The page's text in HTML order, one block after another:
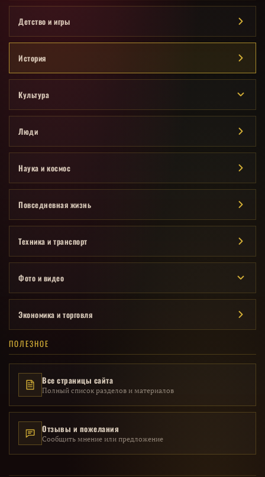
Детство и игры
История
Культура
Люди
Наука и космос
Повседневная жизнь
Техника и транспорт
Фото и видео
Экономика и торговля
ПОЛЕЗНОЕ
Все страницы сайта
Полный список разделов и материалов
Отзывы и пожелания
Сообщить мнение или предложение